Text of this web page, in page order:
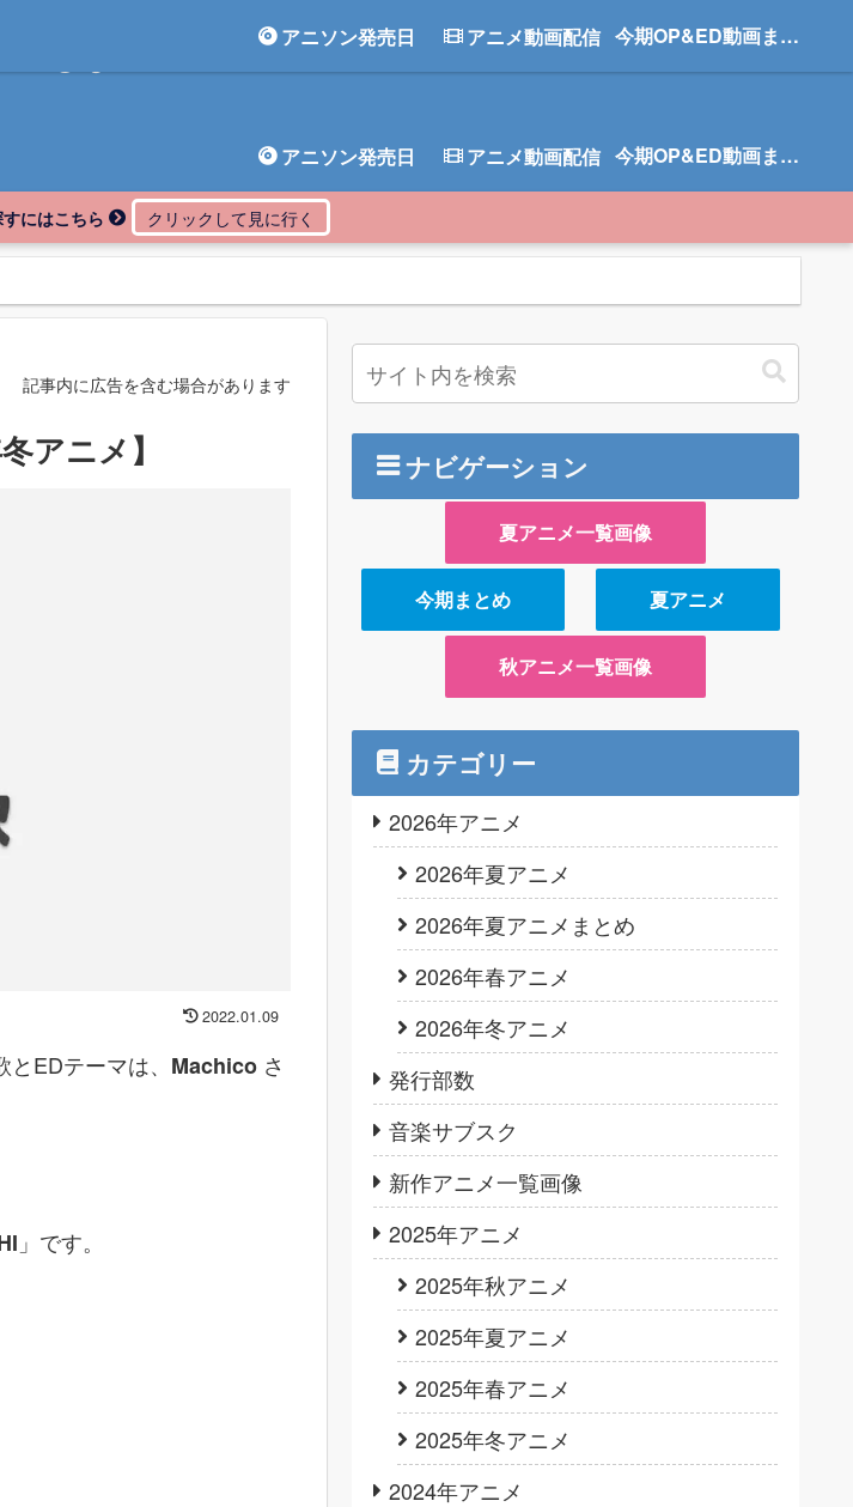
アニソン発売日 アニメ動画配信 今期OP&ED動画まとめ
アニソン発売日 アニメ動画配信 今期OP&ED動画まとめ
にはこちら
記事内に広告を含む場合があります
アニメ】
2022.01.09
EDテーマは、 Machico さ
」です。
ナビゲーション
夏アニメ一覧画像
今期まとめ 夏アニメ
秋アニメ一覧画像
カテゴリー
2026年アニメ
2026年夏アニメ
2026年夏アニメまとめ
2026年春アニメ
2026年冬アニメ
発行部数
音楽サブスク
新作アニメ一覧画像
2025年アニメ
2025年秋アニメ
2025年夏アニメ
2025年春アニメ
2025年冬アニメ
2024年アニメ